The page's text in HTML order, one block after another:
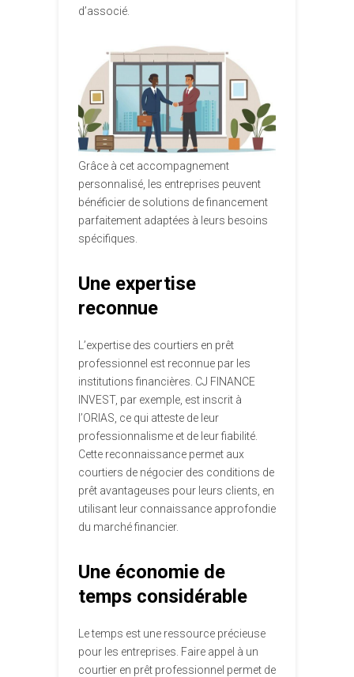
d’associé.
Grâce à cet accompagnement
personnalisé, les entreprises peuvent
bénéficier de solutions de financement
parfaitement adaptées à leurs besoins
spécifiques.
Une expertise
reconnue
L’expertise des courtiers en prêt
professionnel est reconnue par les
institutions financières. CJ FINANCE
INVEST, par exemple, est inscrit à
l’ORIAS, ce qui atteste de leur
professionnalisme et de leur fiabilité.
Cette reconnaissance permet aux
courtiers de négocier des conditions de
prêt avantageuses pour leurs clients, en
utilisant leur connaissance approfondie
du marché financier.
Une économie de
temps considérable
Le temps est une ressource précieuse
pour les entreprises. Faire appel à un
courtier en prêt professionnel permet de